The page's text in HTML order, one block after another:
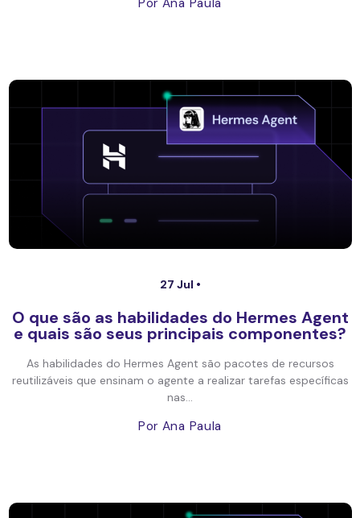
27 Jul •
O que são as habilidades do Hermes Agent
e quais são seus principais componentes?
As habilidades do Hermes Agent são pacotes de recursos
reutilizáveis que ensinam o agente a realizar tarefas específicas
nas...
Por Ana Paula